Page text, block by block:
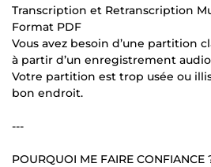
Transcription et Retranscription
Format PDF
Vous avez besoin d’une partition
à partir d’un enregistrement
Votre partition est trop usée ou
bon endroit.
---
POURQUOI ME FAIRE CONFIANCE